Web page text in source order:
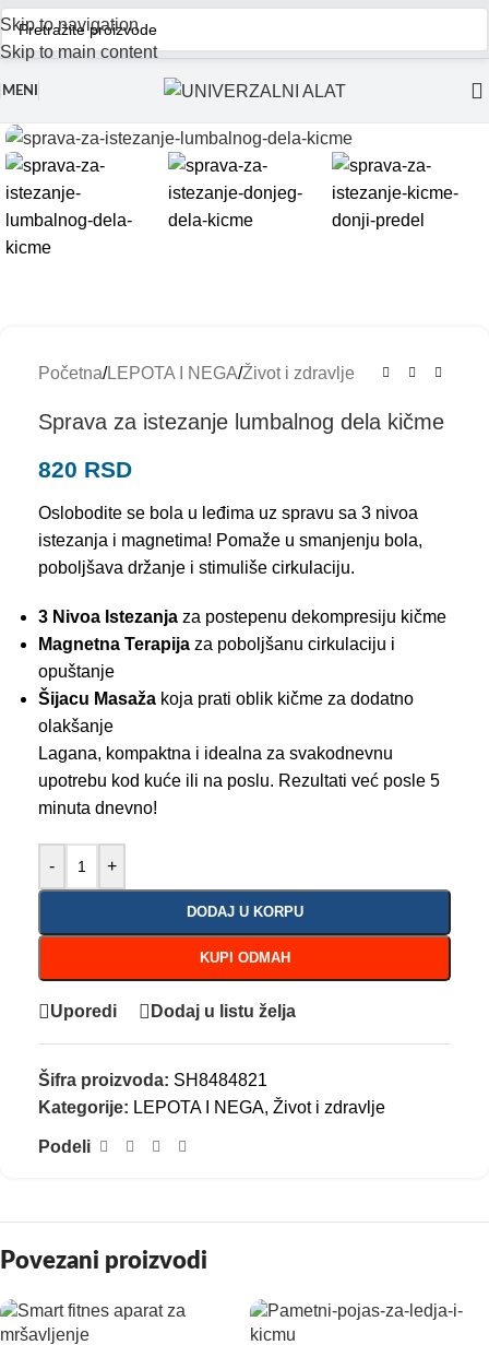
Skip to navigation
Skip to main content
MENI
Početna/LEPOTA I NEGA/Život i zdravlje
Sprava za istezanje lumbalnog dela kičme
820 RSD
Oslobodite se bola u leđima uz spravu sa 3 nivoa
istezanja i magnetima! Pomaže u smanjenju bola,
poboljšava držanje i stimuliše cirkulaciju.
3 Nivoa Istezanja za postepenu dekompresiju kičme
Magnetna Terapija za poboljšanu cirkulaciju i
opuštanje
Šijacu Masaža koja prati oblik kičme za dodatno
olakšanje
Lagana, kompaktna i idealna za svakodnevnu
upotrebu kod kuće ili na poslu. Rezultati već posle 5
minuta dnevno!
- +
DODAJ U KORPU
KUPI ODMAH
Uporedi Dodaj u listu želja
Šifra proizvoda: SH8484821
Kategorije: LEPOTA I NEGA, Život i zdravlje
Podeli
Povezani proizvodi